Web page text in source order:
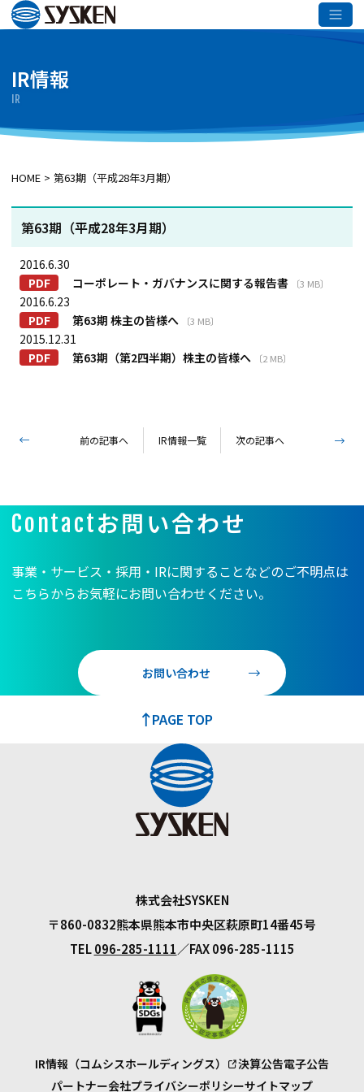
メインコンテンツへスキップ
IR情報
IR
HOME 第63期（平成28年3月期）
第63期 （平成28年3月期）
2016.6.30
コーポレート・ガバナンスに関する報告書
〔3 MB〕
2016.6.23
第63期 株主の皆様へ
〔3 MB〕
2015.12.31
第63期（第2四半期）株主の皆様へ
〔2 MB〕
前の記事へ 次の記事へ
IR情報一覧
Contactお問い合わせ
事業・サービス・採用・IRに関することなどのご不明点は
こちらからお気軽にお問い合わせください。
お問い合わせ
PAGE TOP
株式会社SYSKEN
〒860-0832熊本県熊本市中央区萩原町14番45号
TEL096-285-1111 FAX 096-285-1115
IR情報（コムシスホールディングス） 決算公告電子公告
パートナー会社プライバシーポリシーサイトマップ